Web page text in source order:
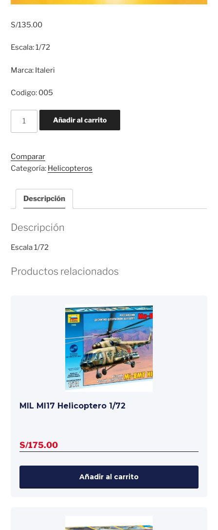
S/135.00
Escala: 1/72
Marca: Italeri
Codigo: 005
ALLIGATOR
cantidad
Añadir al carrito
Comparar
Categoría: Helicopteros
Descripción
Descripción
Escala 1/72
Productos relacionados
MIL MI17 Helicoptero 1/72
S/175.00
Añadir al carrito